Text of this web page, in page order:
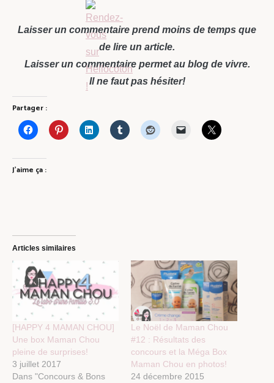
Laisser un commentaire prend moins de temps que
de lire un article.
Laisser un commentaire permet au blog de vivre.
Il ne faut pas hésiter!
Partager :
J’aime ça :
Articles similaires
[HAPPY 4 MAMAN CHOU]
Une box Maman Chou
pleine de surprises!
3 juillet 2017
Dans "Concours & Bons
Le Noël de Maman Chou
#12 : Résultats des
concours et la Méga Box
Maman Chou en photos!
24 décembre 2015